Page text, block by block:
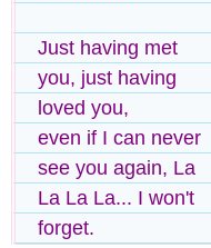
Just having met
you, just having
loved you,
even if I can never
see you again, La
La La La... I won't
forget.